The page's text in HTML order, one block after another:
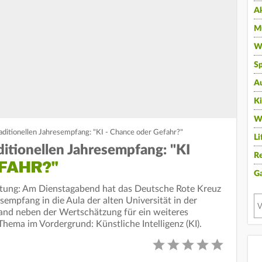
Jahresempfang: "KI - Chance oder Gefahr?"
Jahresempfang: "KI
Am Dienstagabend hat das Deutsche Rote Kreuz
in die Aula der alten Universität in der
neben der Wertschätzung für ein weiteres
im Vordergrund: Künstliche Intelligenz (KI).